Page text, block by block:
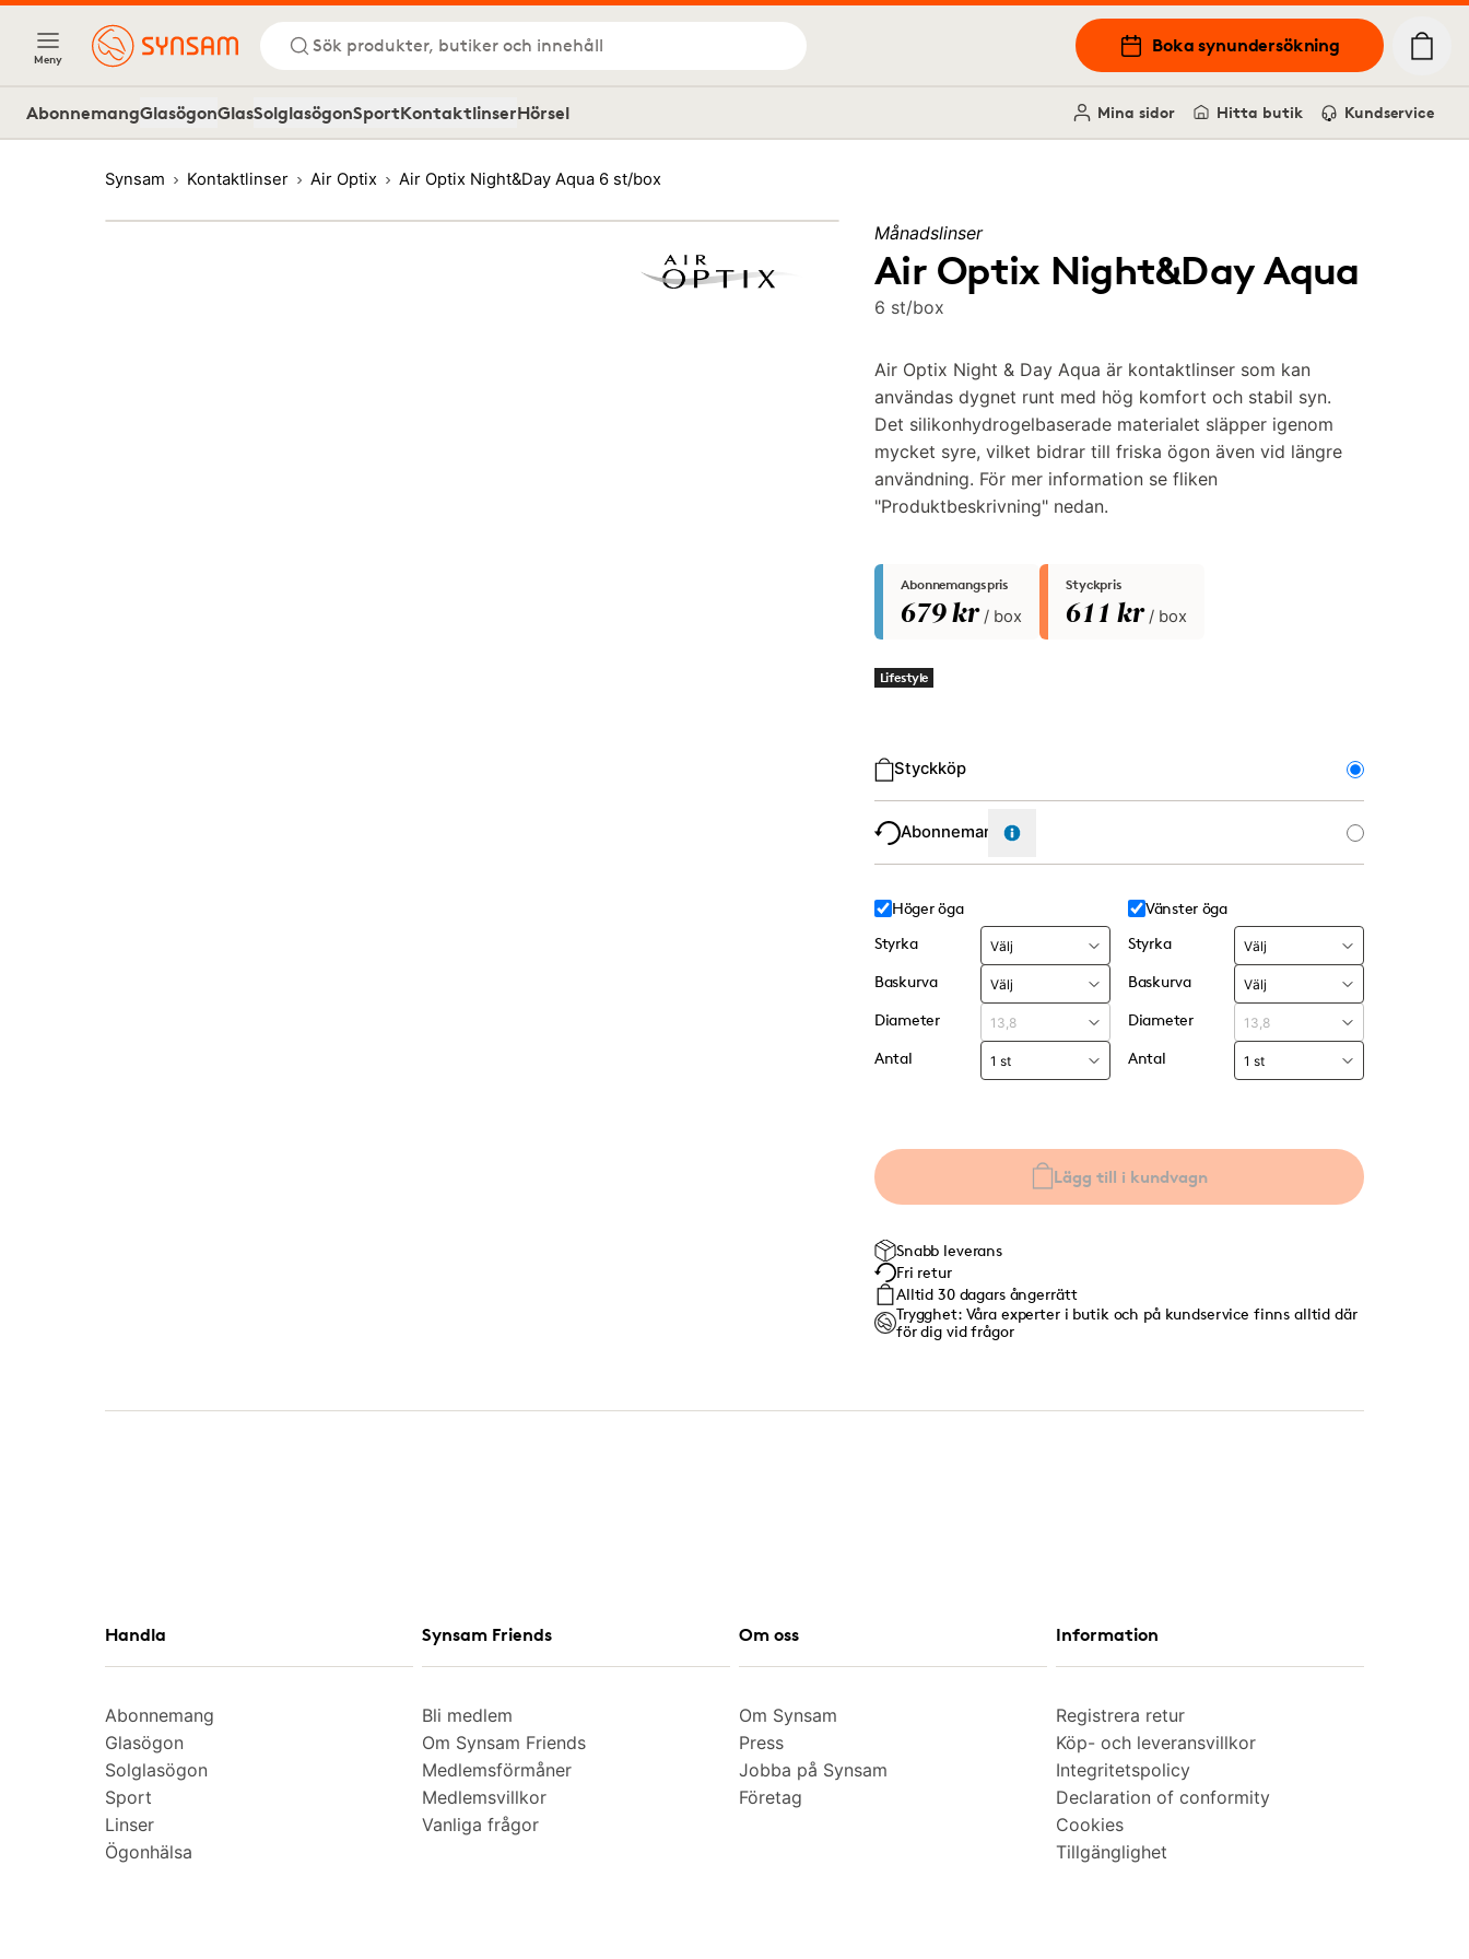
Meny
Sök produkter, butiker och innehåll Boka synundersökning
AbonnemangGlasögonGlasSolglasögonSportKontaktlinserHörsel Mina sidor Hitta butik Kundservice
Synsam Kontaktlinser Air Optix Air Optix Night&Day Aqua 6 st/box
Månadslinser
Air Optix Night&Day Aqua
6 st/box
Air Optix Night & Day Aqua är kontaktlinser som kan
användas dygnet runt med hög komfort och stabil syn.
Det silikonhydrogelbaserade materialet släpper igenom
mycket syre, vilket bidrar till friska ögon även vid längre
användning. För mer information se fliken
"Produktbeskrivning" nedan.
Abonnemangspris
679 kr / box
Styckpris
611 kr / box
Lifestyle
Styckköp
Abonnemang
Höger öga
Styrka
Baskurva
Diameter
Antal
Vänster öga
Styrka
Baskurva
Diameter
Antal
Lägg till i kundvagn
Snabb leverans
Fri retur
Alltid 30 dagars ångerrätt
Trygghet: Våra experter i butik och på kundservice finns alltid där
för dig vid frågor
Handla
Abonnemang
Glasögon
Solglasögon
Sport
Linser
Ögonhälsa
Synsam Friends
Bli medlem
Om Synsam Friends
Medlemsförmåner
Medlemsvillkor
Vanliga frågor
Om oss
Om Synsam
Press
Jobba på Synsam
Företag
Information
Registrera retur
Köp- och leveransvillkor
Integritetspolicy
Declaration of conformity
Cookies
Tillgänglighet